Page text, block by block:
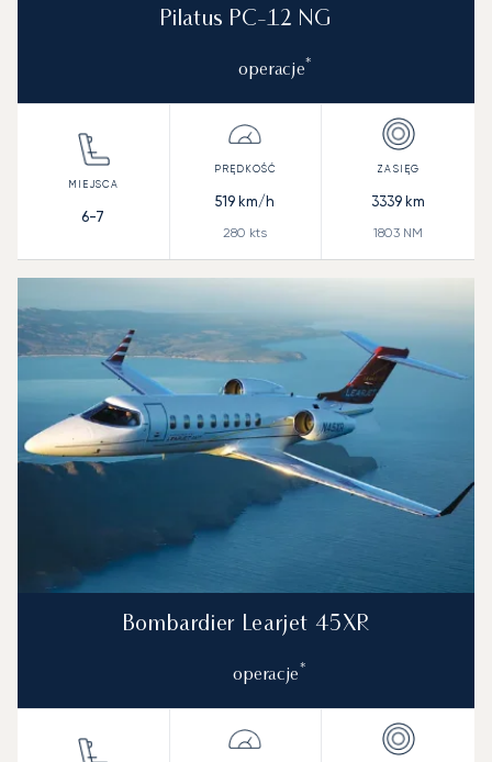
Pilatus PC-12 NG
operacje*
6-7
519 km/h
280 kts
3339 km
1803 NM
Bombardier Learjet 45XR
operacje*